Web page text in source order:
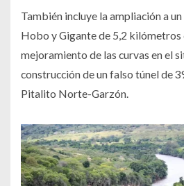
También incluye la ampliación a
Hobo y Gigante de 5,2 kilómetros
mejoramiento de las curvas en el
construcción de un falso túnel de
Pitalito Norte-Garzón.